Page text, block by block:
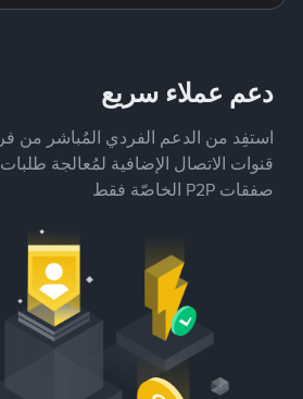
دعم عملاء سريع
استفِد من الدعم الفردي المُباشر من
قنوات الاتصال الإضافية لمُعالجة
صفقات P2P الخاصّة فقط